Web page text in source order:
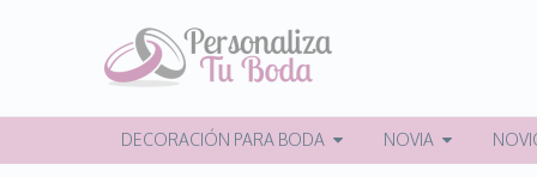
DECORACIÓN PARA BODA NOVIA